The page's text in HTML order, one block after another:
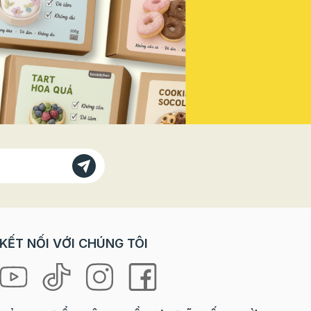
sao
với các
chơi
lại
cả
mang
cho
cần
mọi
doanh thu mùa lễ hội năm nay! Vì
Sao Bạn Không Thể Đứng Ngoài
"Sân Khấu" Này? Trong các dịp
lễ lớn, đặc biệt là ngày Quốc
khánh, tâm lý khách hàng có sự
thay đổi rõ rệt: Nhu cầu "check-
in" tăng vọt: Khách hàng, đặc
biệt là giới trẻ, luôn tìm kiếm
mang đậm tinh thần lễ hội để
chụp ảnh và chia sẻ lên mạng xã
nghiệm: Họ không chỉ mua một
mua cả không khí, cảm xúc và
phẩm phiên bản giới hạn (Limited
Edition): Yếu tố độc đáo, chỉ xuất
hiện trong mùa lễ sẽ kích thích
KẾT NỐI VỚI CHÚNG TÔI